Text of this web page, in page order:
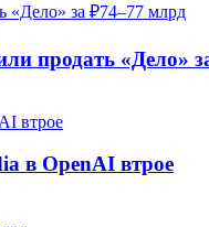
продать «Дело»
в OpenAI втрое